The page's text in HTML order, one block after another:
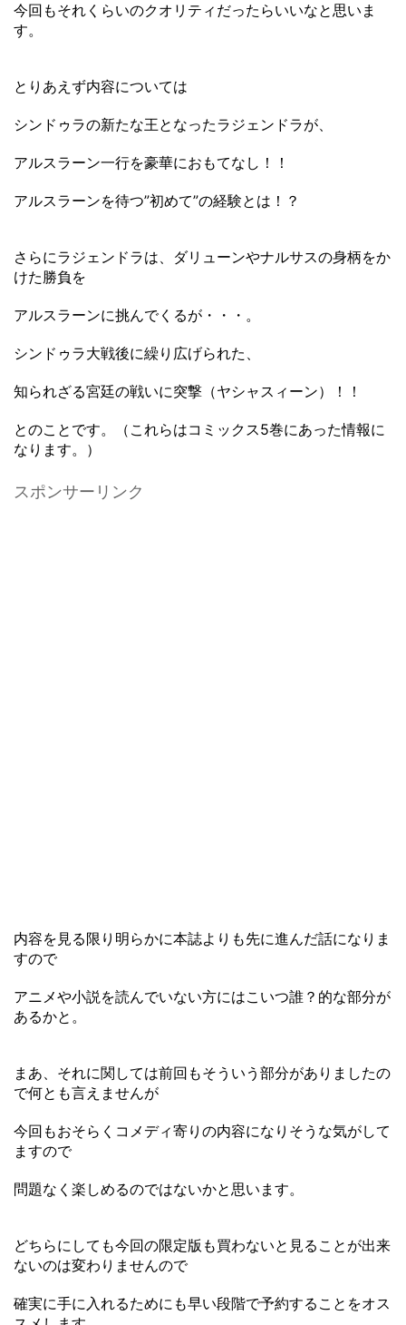
今回もそれくらいのクオリティだったらいいなと思いま
す。
とりあえず内容については
シンドゥラの新たな王となったラジェンドラが、
アルスラーン一行を豪華におもてなし！！
アルスラーンを待つ”初めて”の経験とは！？
さらにラジェンドラは、ダリューンやナルサスの身柄をか
けた勝負を
アルスラーンに挑んでくるが・・・。
シンドゥラ大戦後に繰り広げられた、
知られざる宮廷の戦いに突撃（ヤシャスィーン）！！
とのことです。（これらはコミックス5巻にあった情報に
なります。）
スポンサーリンク
内容を見る限り明らかに本誌よりも先に進んだ話になりま
すので
アニメや小説を読んでいない方にはこいつ誰？的な部分が
あるかと。
まあ、それに関しては前回もそういう部分がありましたの
で何とも言えませんが
今回もおそらくコメディ寄りの内容になりそうな気がして
ますので
問題なく楽しめるのではないかと思います。
どちらにしても今回の限定版も買わないと見ることが出来
ないのは変わりませんので
確実に手に入れるためにも早い段階で予約することをオス